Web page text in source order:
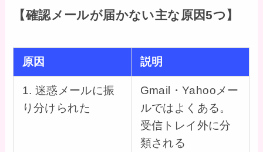
【確認メールが届かない主な原因5つ】
原因 説明
1. 迷惑メールに振
り分けられた
Gmail・Yahooメー
ルではよくある。
受信トレイ外に分
類される